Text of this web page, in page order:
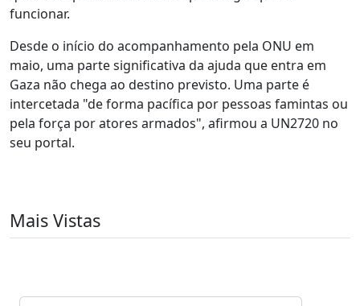
funcionar.
Desde o início do acompanhamento pela ONU em
maio, uma parte significativa da ajuda que entra em
Gaza não chega ao destino previsto. Uma parte é
intercetada "de forma pacífica por pessoas famintas ou
pela força por atores armados", afirmou a UN2720 no
seu portal.
Mais Vistas